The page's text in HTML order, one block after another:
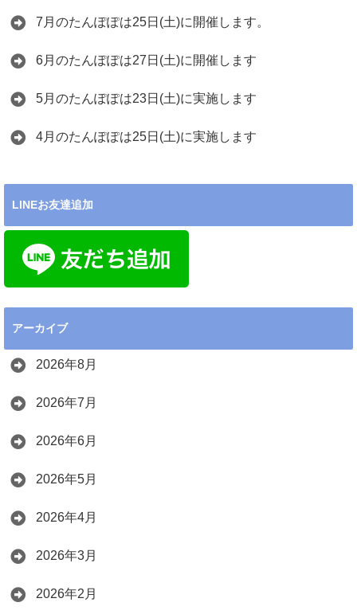
7月のたんぽぽは25日(土)に開催します。
6月のたんぽぽは27日(土)に開催します
5月のたんぽぽは23日(土)に実施します
4月のたんぽぽは25日(土)に実施します
LINEお友達追加
アーカイブ
2026年8月
2026年7月
2026年6月
2026年5月
2026年4月
2026年3月
2026年2月